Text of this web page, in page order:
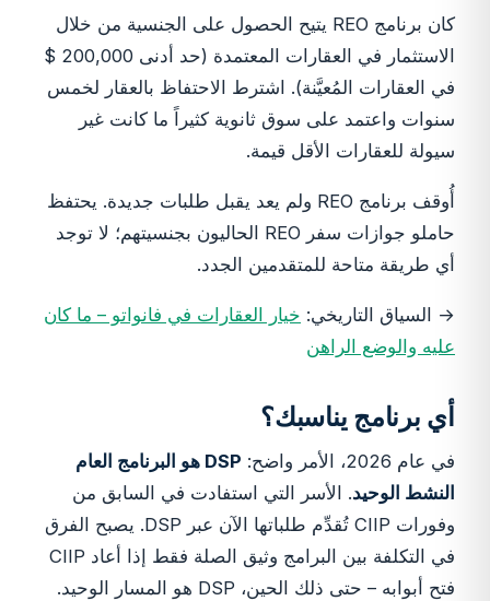
كان برنامج REO يتيح الحصول على الجنسية من خلال
الاستثمار في العقارات المعتمدة (حد أدنى 200,000 $
في العقارات المُعيَّنة). اشترط الاحتفاظ بالعقار لخمس
سنوات واعتمد على سوق ثانوية كثيراً ما كانت غير
سيولة للعقارات الأقل قيمة.
أُوقف برنامج REO ولم يعد يقبل طلبات جديدة. يحتفظ
حاملو جوازات سفر REO الحاليون بجنسيتهم؛ لا توجد
أي طريقة متاحة للمتقدمين الجدد.
→ السياق التاريخي: خيار العقارات في فانواتو – ما كان
عليه والوضع الراهن
أي برنامج يناسبك؟
في عام 2026، الأمر واضح:
DSP هو البرنامج العام
النشط الوحيد. الأسر التي استفادت في السابق من
وفورات CIIP تُقدِّم طلباتها الآن عبر DSP. يصبح الفرق
في التكلفة بين البرامج وثيق الصلة فقط إذا أعاد CIIP
فتح أبوابه – حتى ذلك الحين، DSP هو المسار الوحيد.